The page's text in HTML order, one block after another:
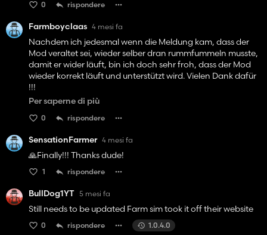
0 rispondere
Farmboyclaas 4 mesi fa
Nachdem ich jedesmal wenn die Meldung kam, dass der
Mod veraltet sei, wieder selber dran rummfummeln musste,
damit er wider läuft, bin ich doch sehr froh, dass der Mod
wieder korrekt läuft und unterstützt wird. Vielen Dank dafür
!!!
Per saperne di più
0 rispondere
SensationFarmer 4 mesi fa
🙏Finally!!! Thanks dude!
1 rispondere
BullDog1YT 5 mesi fa
Still needs to be updated Farm sim took it off their website
0 rispondere 1.0.4.0